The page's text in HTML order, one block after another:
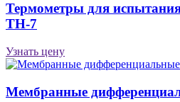
Термометры для
ТН-7
Узнать цену
Мембранные